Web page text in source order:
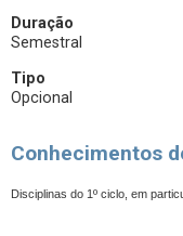
Duração
Semestral
Tipo
Opcional
Conhecimentos
Disciplinas do 1º ciclo, em